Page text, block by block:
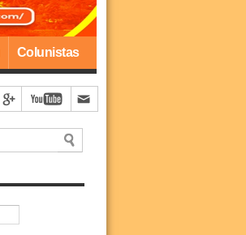
Colunistas